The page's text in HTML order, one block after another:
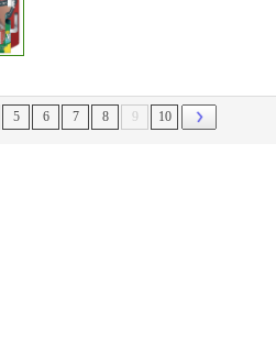
5 6 7 8 9 10